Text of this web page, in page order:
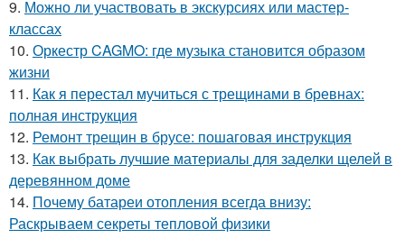
9. Можно ли участвовать в экскурсиях или мастер-
классах
10. Оркестр CAGMO: где музыка становится образом
жизни
11. Как я перестал мучиться с трещинами в бревнах:
полная инструкция
12. Ремонт трещин в брусе: пошаговая инструкция
13. Как выбрать лучшие материалы для заделки щелей в
деревянном доме
14. Почему батареи отопления всегда внизу:
Раскрываем секреты тепловой физики